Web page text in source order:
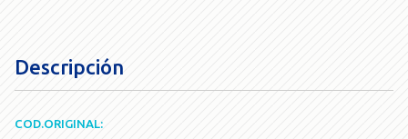
Buscar
Descripción
COD.ORIGINAL: